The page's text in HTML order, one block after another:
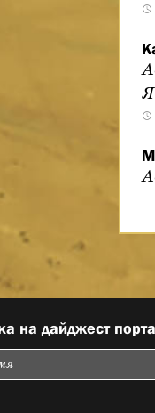
на дайджест